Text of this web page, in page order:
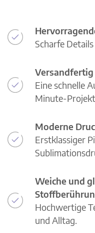
Scharfe
Eine schnelle
Minute-
Moderne
Erstklassiger
Weiche und
Hochwertige
und Alltag.